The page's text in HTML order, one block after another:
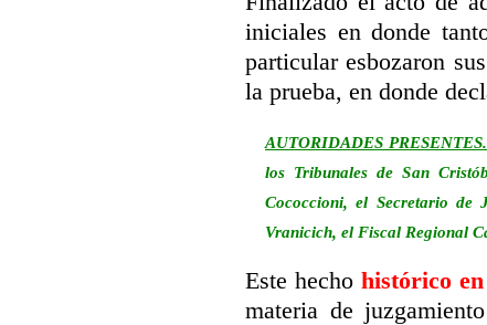
iniciales en donde
particular esbozaron sus
la prueba, en donde
AUTORIDADES PRESENTES.
los Tribunales de San
Cococcioni, el Secretario de
Vranicich, el Fiscal Regional
Este hecho histórico
materia de